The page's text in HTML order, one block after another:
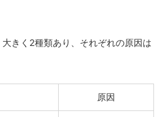
きく2種類あり、それぞれの原因は
原因